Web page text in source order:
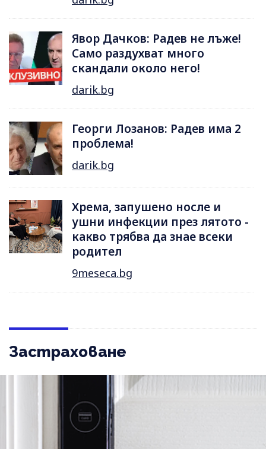
Явор Дачков: Радев не лъже!
Само раздухват много
скандали около него!
darik.bg
Георги Лозанов: Радев има 2
проблема!
darik.bg
Хрема, запушено носле и
ушни инфекции през лятотo -
какво трябва да знае всеки
родител
9meseca.bg
Застраховане